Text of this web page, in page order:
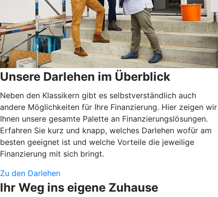
Unsere Darlehen im Überblick
Neben den Klassikern gibt es selbstverständlich auch
andere Möglichkeiten für Ihre Finanzierung. Hier zeigen wir
Ihnen unsere gesamte Palette an Finanzierungslösungen.
Erfahren Sie kurz und knapp, welches Darlehen wofür am
besten geeignet ist und welche Vorteile die jeweilige
Finanzierung mit sich bringt.
Zu den Darlehen
Ihr Weg ins eigene Zuhause